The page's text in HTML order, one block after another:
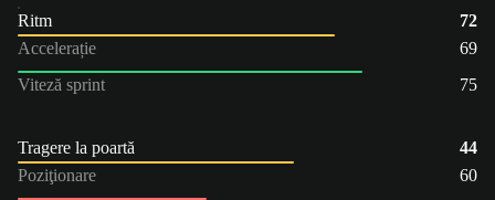
Ritm
72
Accelerație
69
Viteză sprint
75
Tragere la poartă
44
Poziţionare
60